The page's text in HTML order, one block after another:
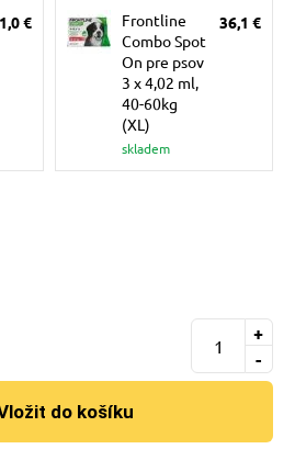
€
Frontline
Combo Spot
On pre psov
3 x 4,02 ml,
40-60kg
(XL)
skladem
36,1 €
-
+
do košíku